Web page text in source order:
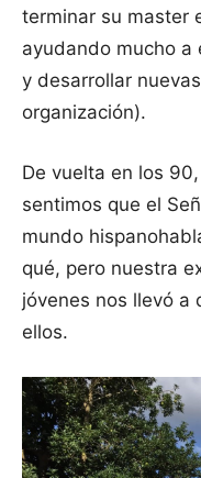
terminar su master
ayudando mucho a
y desarrollar
organización).
De vuelta en los
sentimos que el
mundo
qué, pero nuestra
jóvenes nos llevó a
ellos.